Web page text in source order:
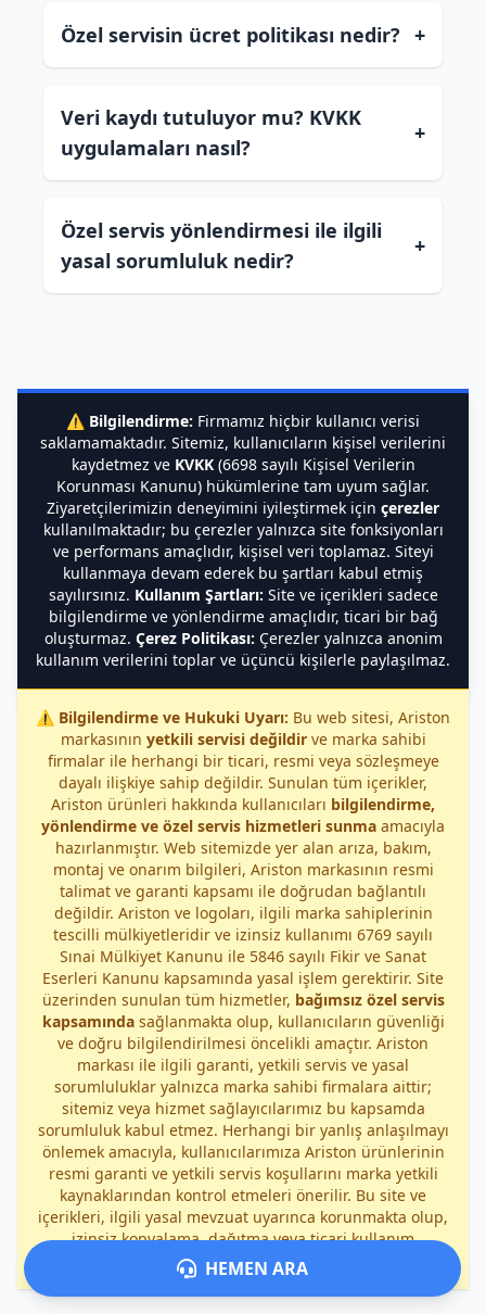
Özel servisin ücret politikası nedir? +
Veri kaydı tutuluyor mu? KVKK
uygulamaları nasıl?
+
Özel servis yönlendirmesi ile ilgili
yasal sorumluluk nedir?
+
⚠️ Bilgilendirme: Firmamız hiçbir kullanıcı verisi
saklamamaktadır. Sitemiz, kullanıcıların kişisel verilerini
kaydetmez ve KVKK(6698 sayılı Kişisel Verilerin
Korunması Kanunu) hükümlerine tam uyum sağlar.
Ziyaretçilerimizin deneyimini iyileştirmek için çerezler
kullanılmaktadır; bu çerezler yalnızca site fonksiyonları
ve performans amaçlıdır, kişisel veri toplamaz. Siteyi
kullanmaya devam ederek bu şartları kabul etmiş
sayılırsınız. Kullanım Şartları: Site ve içerikleri sadece
bilgilendirme ve yönlendirme amaçlıdır, ticari bir bağ
oluşturmaz. Çerez Politikası: Çerezler yalnızca anonim
kullanım verilerini toplar ve üçüncü kişilerle paylaşılmaz.
⚠️ Bilgilendirme ve Hukuki Uyarı: Bu web sitesi, Ariston
markasının yetkili servisi değildirve marka sahibi
firmalar ile herhangi bir ticari, resmi veya sözleşmeye
dayalı ilişkiye sahip değildir. Sunulan tüm içerikler,
Ariston ürünleri hakkında kullanıcıları bilgilendirme,
yönlendirme ve özel servis hizmetleri sunma amacıyla
hazırlanmıştır. Web sitemizde yer alan arıza, bakım,
montaj ve onarım bilgileri, Ariston markasının resmi
talimat ve garanti kapsamı ile doğrudan bağlantılı
değildir. Ariston ve logoları, ilgili marka sahiplerinin
tescilli mülkiyetleridir ve izinsiz kullanımı 6769 sayılı
Sınai Mülkiyet Kanunu ile 5846 sayılı Fikir ve Sanat
Eserleri Kanunu kapsamında yasal işlem gerektirir. Site
üzerinden sunulan tüm hizmetler, bağımsız özel servis
kapsamındasağlanmakta olup, kullanıcıların güvenliği
ve doğru bilgilendirilmesi öncelikli amaçtır. Ariston
markası ile ilgili garanti, yetkili servis ve yasal
sorumluluklar yalnızca marka sahibi firmalara aittir;
sitemiz veya hizmet sağlayıcılarımız bu kapsamda
sorumluluk kabul etmez. Herhangi bir yanlış anlaşılmayı
önlemek amacıyla, kullanıcılarımıza Ariston ürünlerinin
resmi garanti ve yetkili servis koşullarını marka yetkili
kaynaklarından kontrol etmeleri önerilir. Bu site ve
içerikleri, ilgili yasal mevzuat uyarınca korunmakta olup,
izinsiz kopyalama, dağıtma veya ticari kullanım
durumundayasal işlem uygulanacaktır
HEMEN ARA